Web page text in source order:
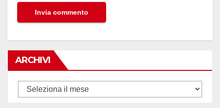
ARCHIVI
Archivi